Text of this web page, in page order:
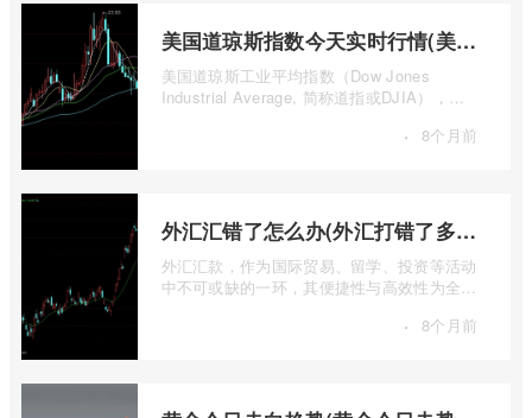
美国道琼斯指数今天实时行情(美国道琼斯指数期货指数实时行情)
美国道琼斯工业平均指数（Dow Jones
Industrial Average, 简称道指或DJIA），无
· 8个月前
外汇汇错了怎么办(外汇打错了多久退回来)
外汇汇款，作为国际贸易、留学、投资等活动
中不可或缺的一环，其便捷性与高效性为全球
· 8个月前